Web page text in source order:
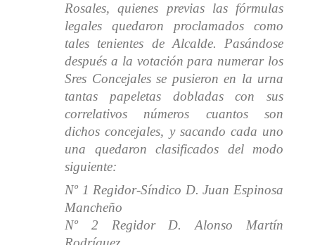
Rosales, quienes previas las fórmulas
legales quedaron proclamados como
tales tenientes de Alcalde. Pasándose
después a la votación para numerar los
Sres Concejales se pusieron en la urna
tantas papeletas dobladas con sus
correlativos números cuantos son
dichos concejales, y sacando cada uno
una quedaron clasificados del modo
siguiente:
Nº 1 Regidor-Síndico D. Juan Espinosa
Mancheño
Nº 2 Regidor D. Alonso Martín